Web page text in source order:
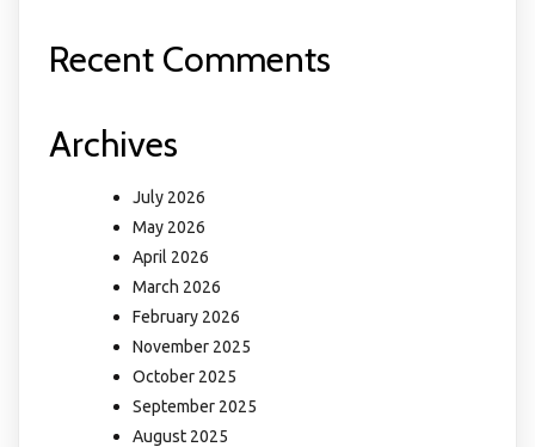
Recent Comments
Archives
July 2026
May 2026
April 2026
March 2026
February 2026
November 2025
October 2025
September 2025
August 2025